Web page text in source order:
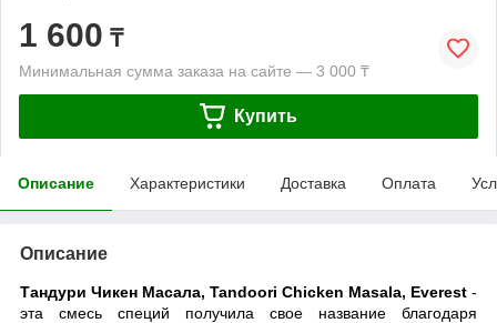
1 600 ₸
Минимальная сумма заказа на сайте — 3 000 ₸
Купить
Описание Характеристики Доставка Оплата
Описание
Тандури Чикен Масала, Tandoori Chicken Masala, Everest -
эта смесь специй получила свое название благодаря